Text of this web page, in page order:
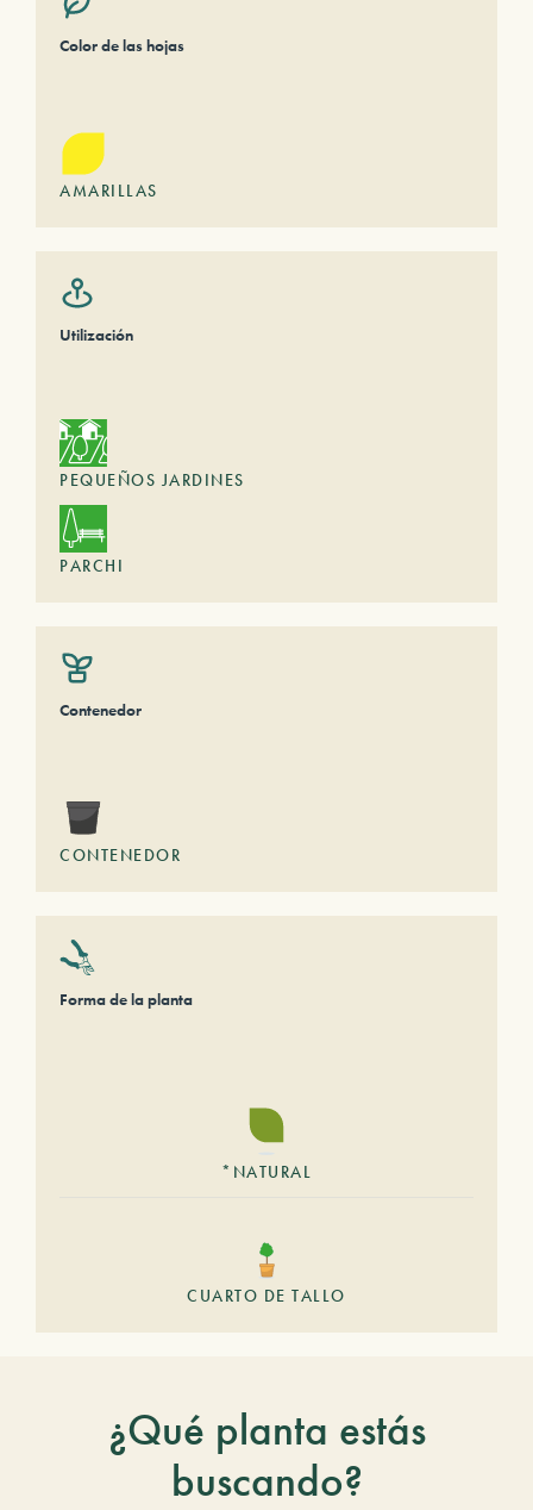
Color de las hojas
AMARILLAS
Utilización
PEQUEÑOS JARDINES
PARCHI
Contenedor
CONTENEDOR
Forma de la planta
*NATURAL
CUARTO DE TALLO
¿Qué planta estás
buscando?